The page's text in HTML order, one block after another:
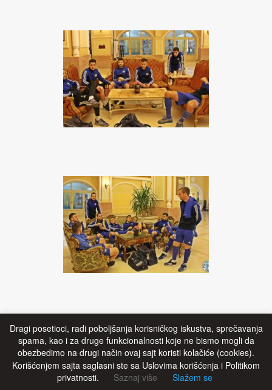
Dragi posetioci, radi poboljšanja korisničkog iskustva, sprečavanja
spama, kao i za druge funkcionalnosti koje ne bismo mogli da
obezbedimo na drugi način ovaj sajt koristi kolačiće (cookies).
Korišćenjem sajta saglasni ste sa Uslovima korišćenja i Politikom
privatnosti.
Saznaj više Slažem se